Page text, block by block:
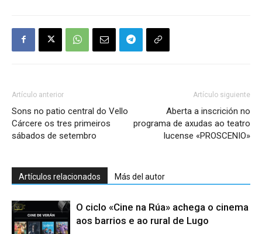
Artículo anterior
Sons no patio central do Vello
Cárcere os tres primeiros
sábados de setembro
Artículo siguiente
Aberta a inscrición no
programa de axudas ao teatro
lucense «PROSCENIO»
Artículos relacionados Más del autor
O ciclo «Cine na Rúa» achega o cinema
aos barrios e ao rural de Lugo